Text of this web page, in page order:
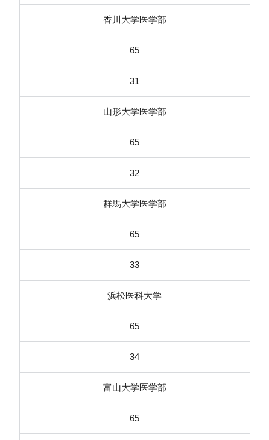
香川大学医学部
65
31
山形大学医学部
65
32
群馬大学医学部
65
33
浜松医科大学
65
34
富山大学医学部
65